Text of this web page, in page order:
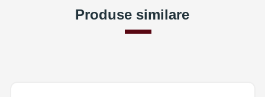
Produse similare